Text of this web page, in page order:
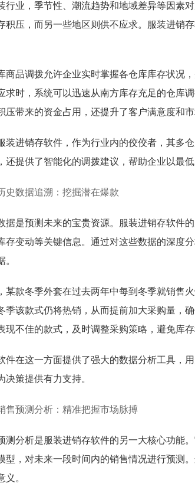
行业，季节性、潮流趋势和地域差异等因素
积压，而另一些地区则供不应求。服装进销
商品调拨允许企业实时掌握各仓库库存状况
求时，系统可以迅速从南方库存充足的仓库
压带来的资金占用，还提升了客户满意度和市
装进销存软件，作为行业内的佼佼者，其多
还提供了智能化的调拨建议，帮助企业以最
史数据追溯：挖掘潜在爆款
据是预测未来的宝贵资源。服装进销存软件
存变动等关键信息。通过对这些数据的深度
。
某款冬季外套在过去两年中每到冬季就销售
季该款式仍将热销，从而提前加大采购量，
现不佳的款式，及时调整采购策略，避免库存
件在这一方面提供了强大的数据分析工具，
决策提供有力支持。
售预测分析：精准把握市场脉搏
测分析是服装进销存软件的另一大核心功能
型，对未来一段时间内的销售情况进行预测
义。